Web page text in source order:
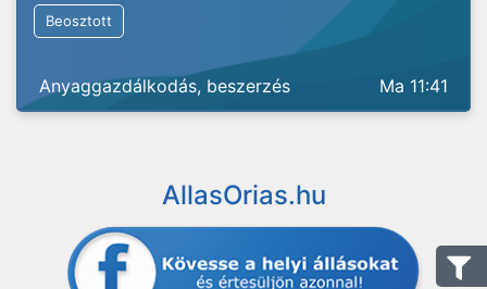
Beosztott
Anyaggazdálkodás, beszerzés Ma 11:41
AllasOrias.hu